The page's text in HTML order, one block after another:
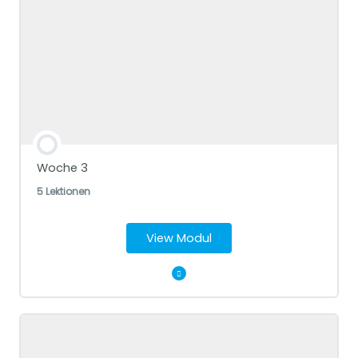
Woche 3
5 Lektionen
View Modul
Modul Content